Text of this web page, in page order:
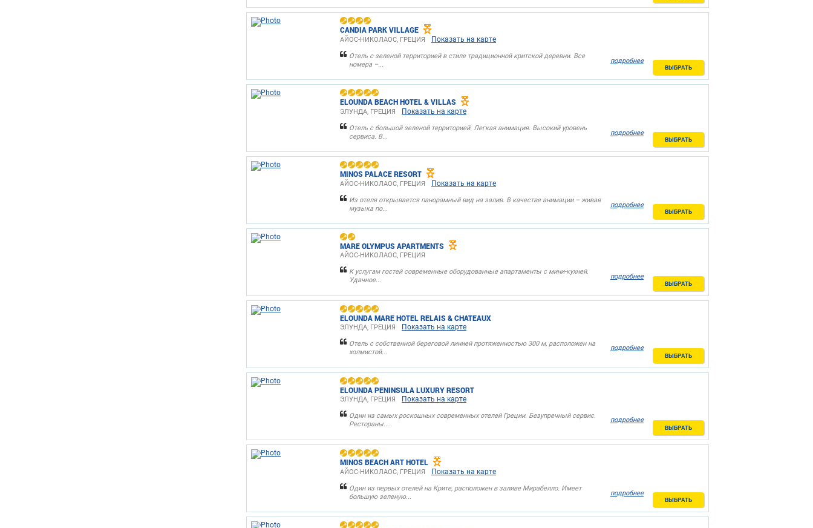
CANDIA PARK VILLAGE
АЙОС-НИКОЛАОС, ГРЕЦИЯ Показать на карте
Οтель с зеленой территорией в стиле традиционной критской деревни. Все
номера –...
подробнее
ВЫБРАТЬ
ELOUNDA BEACH HOTEL & VILLAS
ЭЛУНДА, ГРЕЦИЯ Показать на карте
Отель с большой зеленой территорией. Легкая анимация. Высокий уровень
сервиса. В...
подробнее
ВЫБРАТЬ
MINOS PALACE RESORT
АЙОС-НИКОЛАОС, ГРЕЦИЯ Показать на карте
Из отеля открывается панорамный вид на залив. В качестве анимации – живая
музыка по...
подробнее
ВЫБРАТЬ
MARE OLYMPUS APARTMENTS
АЙОС-НИКОЛАОС, ГРЕЦИЯ
К услугам гостей современные оборудованные апартаменты с мини-кухней.
Удачное...
подробнее
ВЫБРАТЬ
ELOUNDA MARE HOTEL RELAIS & CHATEAUX
ЭЛУНДА, ГРЕЦИЯ Показать на карте
Отель с собственной береговой линией протяженностью 300 м, расположен на
холмистой...
подробнее
ВЫБРАТЬ
ELOUNDA PENINSULA LUXURY RESORT
ЭЛУНДА, ГРЕЦИЯ Показать на карте
Один из самых роскошных современных отелей Греции. Безупречный сервис.
Рестораны...
подробнее
ВЫБРАТЬ
MINOS BEACH ART HOTEL
АЙОС-НИКОЛАОС, ГРЕЦИЯ Показать на карте
Один из первых отелей на Крите, расположен в заливе Мирабелло. Имеет
большую зеленую...
подробнее
ВЫБРАТЬ